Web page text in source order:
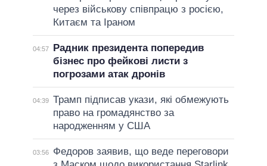
через військову співпрацю з росією,
Китаєм та Іраном
04:57
Радник президента попередив
бізнес про фейкові листи з
погрозами атак дронів
04:39 Трамп підписав укази, які обмежують
право на громадянство за
народженням у США
03:56
Федоров заявив, що веде переговори